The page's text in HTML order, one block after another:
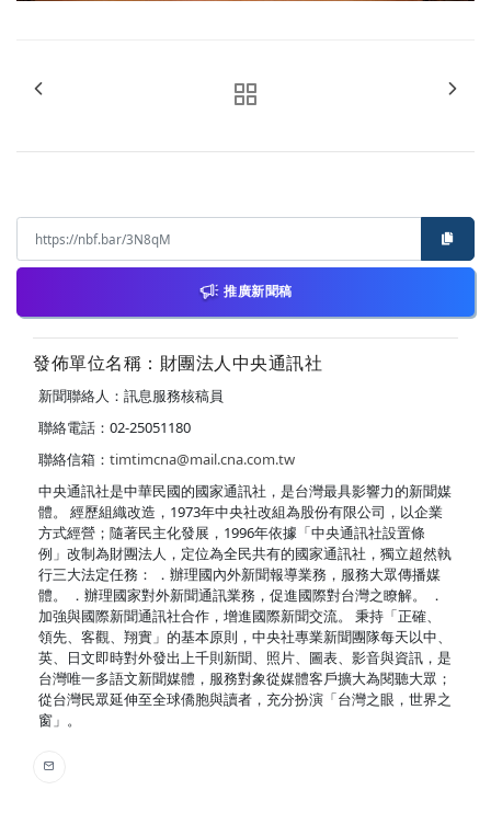
推廣新聞稿
發佈單位名稱：財團法人中央通訊社
新聞聯絡人：訊息服務核稿員
聯絡電話：02-25051180
聯絡信箱： timtimcna@mail.cna.com.tw
中央通訊社是中華民國的國家通訊社，是台灣最具影響力的新聞媒
體。 經歷組織改造，1973年中央社改組為股份有限公司，以企業
方式經營；隨著民主化發展，1996年依據「中央通訊社設置條
例」改制為財團法人，定位為全民共有的國家通訊社，獨立超然執
行三大法定任務： ．辦理國內外新聞報導業務，服務大眾傳播媒
體。 ．辦理國家對外新聞通訊業務，促進國際對台灣之瞭解。 ．
加強與國際新聞通訊社合作，增進國際新聞交流。 秉持「正確、
領先、客觀、翔實」的基本原則，中央社專業新聞團隊每天以中、
英、日文即時對外發出上千則新聞、照片、圖表、影音與資訊，是
台灣唯一多語文新聞媒體，服務對象從媒體客戶擴大為閱聽大眾；
從台灣民眾延伸至全球僑胞與讀者，充分扮演「台灣之眼，世界之
窗」。